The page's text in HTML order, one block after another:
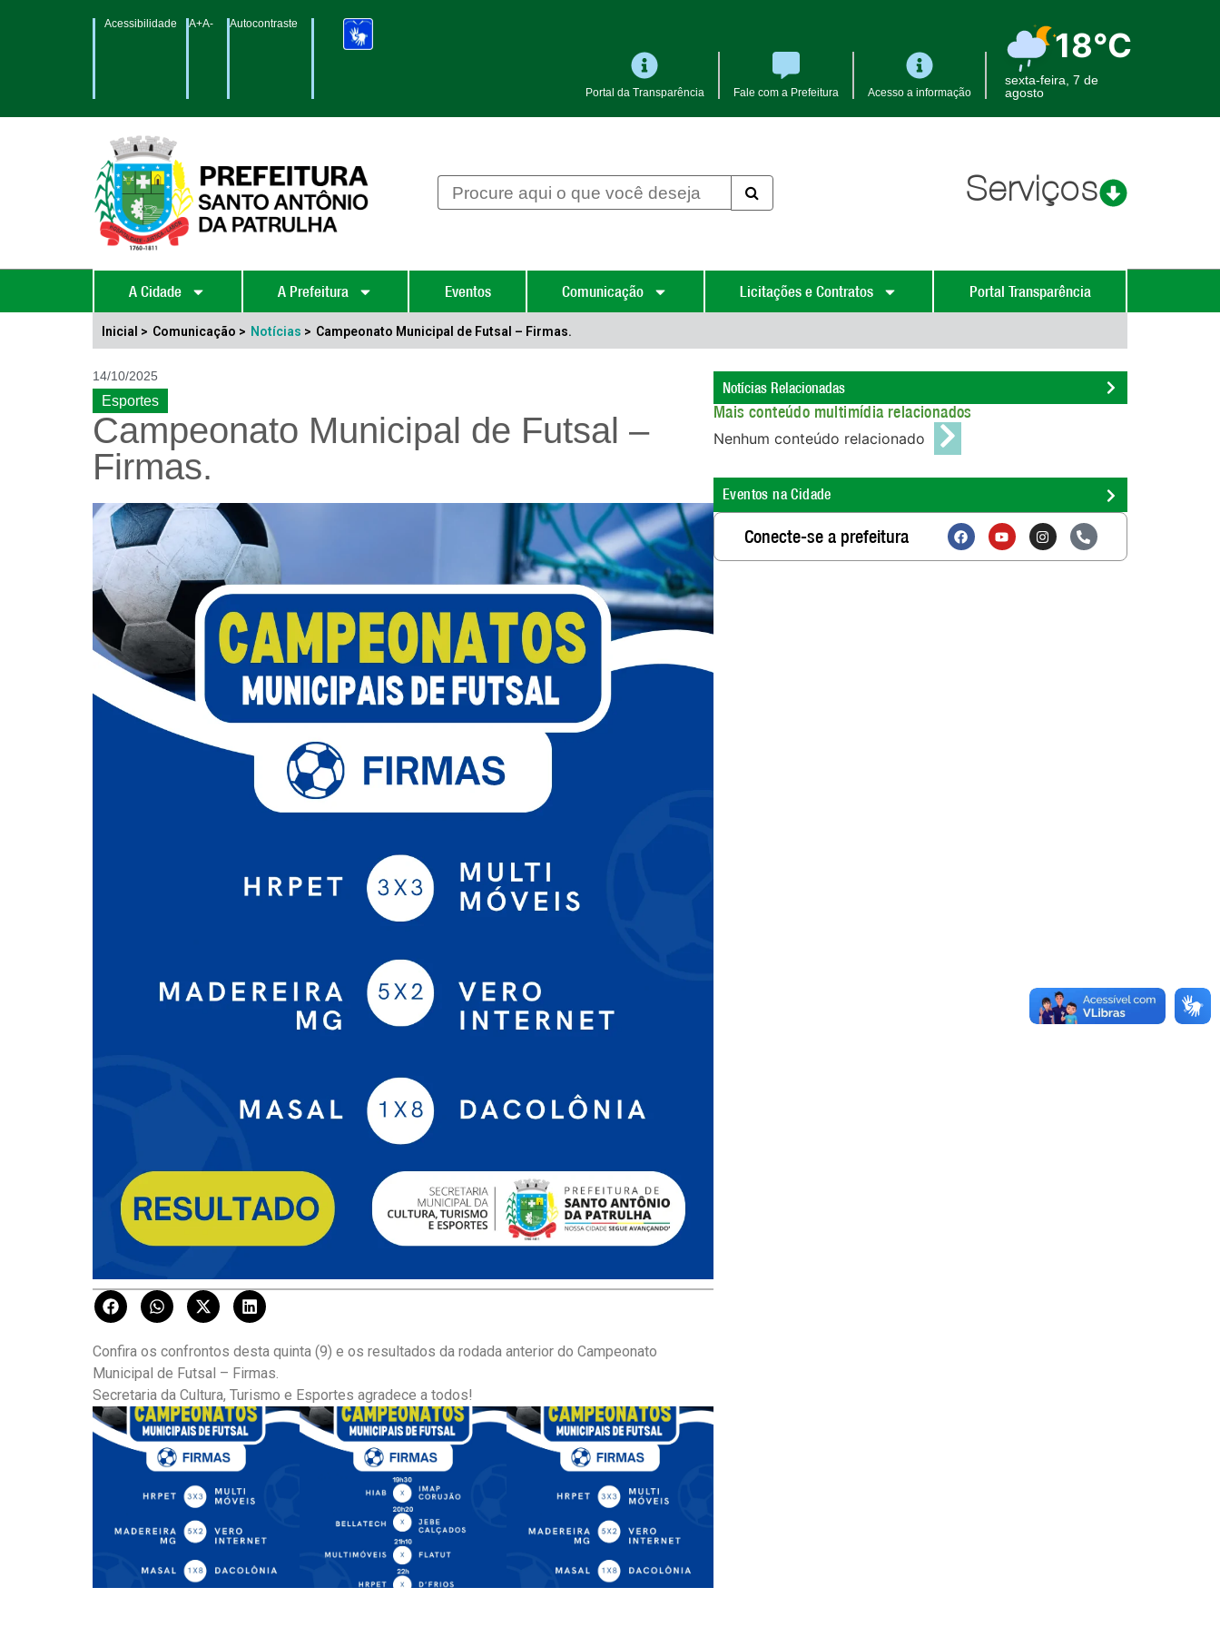
Acessibilidade A+A- Autocontraste
Portal da Transparência Fale com a Prefeitura Acesso a informação
18°C
sexta-feira, 7 de
agosto
Serviços
A Cidade A Prefeitura Eventos Comunicação Licitações e Contratos Portal Transparência
Inicial > Comunicação > Notícias > Campeonato Municipal de Futsal – Firmas.
14/10/2025
Esportes
Campeonato Municipal de Futsal –
Firmas.
Confira os confrontos desta quinta (9) e os resultados da rodada anterior do Campeonato
Municipal de Futsal – Firmas.
Secretaria da Cultura, Turismo e Esportes agradece a todos!
Notícias Relacionadas
Mais conteúdo multimídia relacionados
Nenhum conteúdo relacionado
Eventos na Cidade
Conecte-se a prefeitura